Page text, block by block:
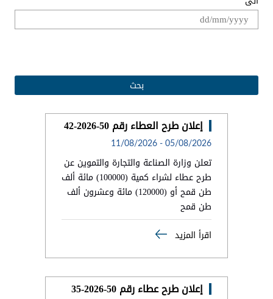
إعلان طرح العطاء رقم 50-2026-42
05/08/2026
-
11/08/2026
تعلن وزارة الصناعة والتجارة والتموين عن
طرح عطاء لشراء كمية (100000) مائة ألف
طن قمح أو (120000) مائة وعشرون ألف
طن قمح
اقرأ المزيد
إعلان طرح عطاء رقم 50-2026-35